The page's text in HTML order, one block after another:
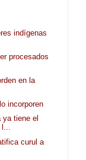
indígenas
procesados
en la
incorporen
ya tiene el
l...
curul a